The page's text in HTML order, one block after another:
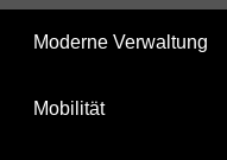
Moderne Verwaltung
Mobilität